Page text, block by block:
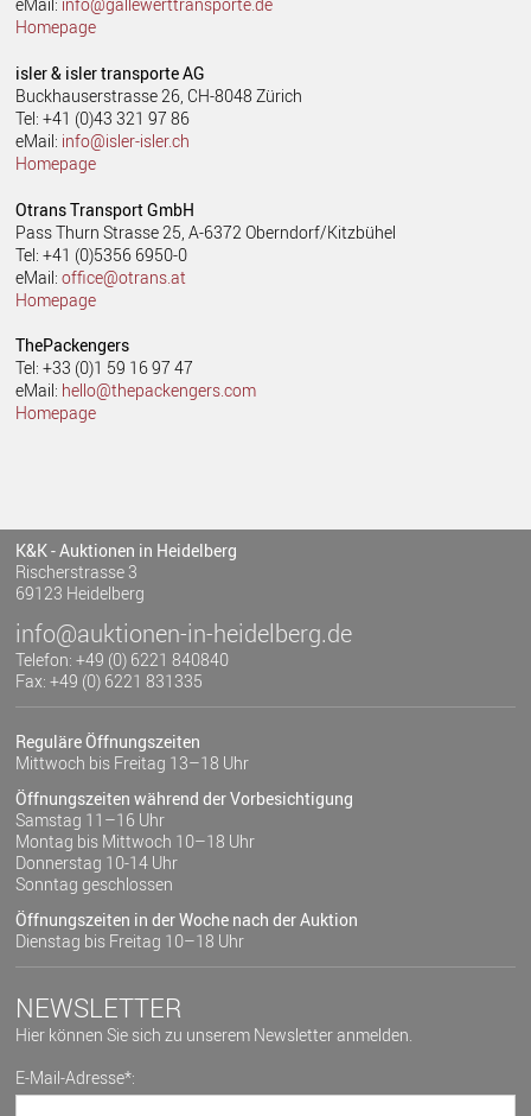
Homepage
isler & isler transporte AG
Buckhauserstrasse 26, CH-8048 Zürich
Tel: +41 (0)43 321 97 86
eMail: info@isler-isler.ch
Homepage
Otrans Transport GmbH
Pass Thurn Strasse 25, A-6372 Oberndorf/Kitzbühel
Tel: +41 (0)5356 6950-0
eMail:office@otrans.at
Homepage
ThePackengers
Tel: +33 (0)1 59 16 97 47
eMail: hello@thepackengers.com
Homepage
K&K - Auktionen in Heidelberg
Rischerstrasse 3
69123 Heidelberg
info@auktionen-in-heidelberg.de
Telefon: +49 (0) 6221 840840
Fax: +49 (0) 6221 831335
Reguläre Öffnungszeiten
Mittwoch bis Freitag 13–18 Uhr
Öffnungszeiten während der Vorbesichtigung
Samstag 11–16 Uhr
Montag bis Mittwoch 10–18 Uhr
Donnerstag 10-14 Uhr
Sonntag geschlossen
Öffnungszeiten in der Woche nach der Auktion
Dienstag bis Freitag 10–18 Uhr
NEWSLETTER
Hier können Sie sich zu unserem Newsletter anmelden.
E-Mail-Adresse*: